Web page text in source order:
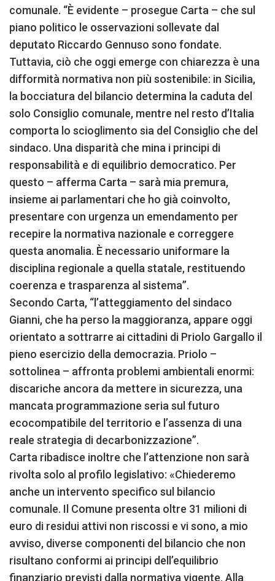
comunale. “È evidente – prosegue Carta – che sul
piano politico le osservazioni sollevate dal
deputato Riccardo Gennuso sono fondate.
Tuttavia, ciò che oggi emerge con chiarezza è una
difformità normativa non più sostenibile: in Sicilia,
la bocciatura del bilancio determina la caduta del
solo Consiglio comunale, mentre nel resto d’Italia
comporta lo scioglimento sia del Consiglio che del
sindaco. Una disparità che mina i principi di
responsabilità e di equilibrio democratico. Per
questo – afferma Carta – sarà mia premura,
insieme ai parlamentari che ho già coinvolto,
presentare con urgenza un emendamento per
recepire la normativa nazionale e correggere
questa anomalia. È necessario uniformare la
disciplina regionale a quella statale, restituendo
coerenza e trasparenza al sistema”.
Secondo Carta, “l’atteggiamento del sindaco
Gianni, che ha perso la maggioranza, appare oggi
orientato a sottrarre ai cittadini di Priolo Gargallo il
pieno esercizio della democrazia. Priolo –
sottolinea – affronta problemi ambientali enormi:
discariche ancora da mettere in sicurezza, una
mancata programmazione seria sul futuro
ecocompatibile del territorio e l’assenza di una
reale strategia di decarbonizzazione”.
Carta ribadisce inoltre che l’attenzione non sarà
rivolta solo al profilo legislativo: «Chiederemo
anche un intervento specifico sul bilancio
comunale. Il Comune presenta oltre 31 milioni di
euro di residui attivi non riscossi e vi sono, a mio
avviso, diverse componenti del bilancio che non
risultano conformi ai principi dell’equilibrio
finanziario previsti dalla normativa vigente. Alla